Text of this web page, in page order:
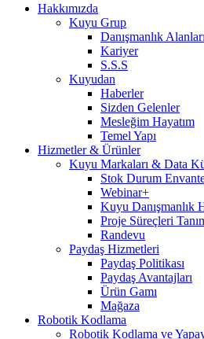
Hakkımızda
Kuyu Grup
Danışmanlık Alanları
Kariyer
S.S.S
Kuyudan
Haberler
Sizden Gelenler
Mesleğim Hayatım
Temel Yapı
Hizmetler & Ürünler
Kuyu Markaları & Data
Stok Durum
Webinar+
Kuyu Danışmanlık
Proje Süreçleri
Randevu
Paydaş Hizmetleri
Paydaş Politikası
Paydaş Avantajları
Ürün Gamı
Mağaza
Robotik Kodlama
Robotik Kodlama ve